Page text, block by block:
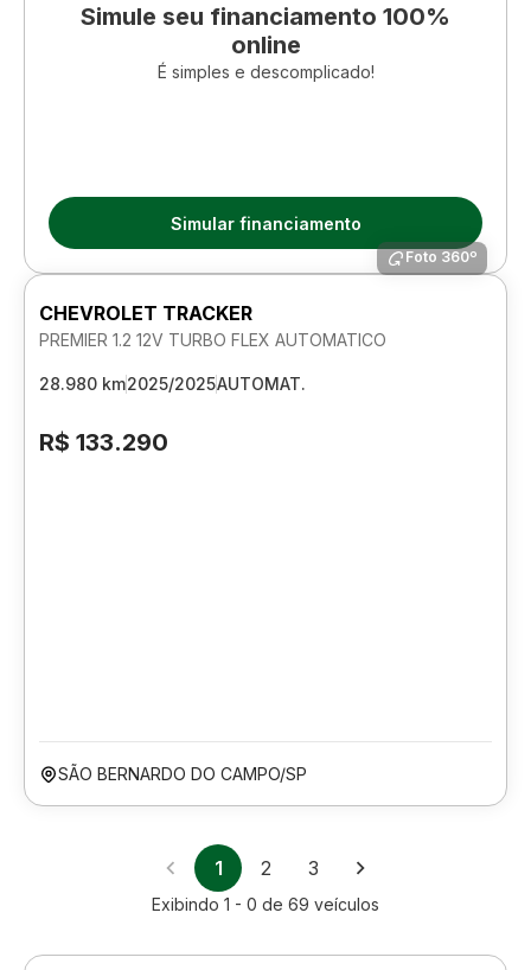
Simule seu financiamento 100%
online
É simples e descomplicado!
Simular financiamento
Foto 360º
CHEVROLET TRACKER
PREMIER 1.2 12V TURBO FLEX AUTOMATICO
28.980 km2025/2025AUTOMAT.
R$ 133.290
SÃO BERNARDO DO CAMPO/SP
1 2 3
Exibindo 1 - 0 de 69 veículos